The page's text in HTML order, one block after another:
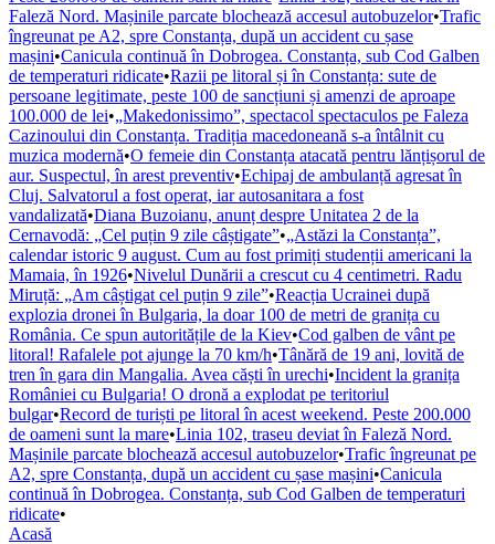
Faleză Nord. Mașinile parcate blochează accesul autobuzelor•Trafic
îngreunat pe A2, spre Constanța, după un accident cu șase
mașini•Canicula continuă în Dobrogea. Constanța, sub Cod Galben
de temperaturi ridicate•Razii pe litoral și în Constanța: sute de
persoane legitimate, peste 100 de sancțiuni și amenzi de aproape
100.000 de lei•„Makedonissimo”, spectacol spectaculos pe Faleza
Cazinoului din Constanța. Tradiția macedoneană s-a întâlnit cu
muzica modernă•O femeie din Constanța atacată pentru lănțișorul de
aur. Suspectul, în arest preventiv•Echipaj de ambulanță agresat în
Cluj. Salvatorul a fost operat, iar autosanitara a fost
vandalizată•Diana Buzoianu, anunț despre Unitatea 2 de la
Cernavodă: „Cel puțin 9 zile câștigate”•„Astăzi la Constanța”,
calendar istoric 9 august. Cum au fost primiți studenții americani la
Mamaia, în 1926•Nivelul Dunării a crescut cu 4 centimetri. Radu
Miruță: „Am câștigat cel puțin 9 zile”•Reacția Ucrainei după
explozia dronei în Bulgaria, la doar 100 de metri de granița cu
România. Ce spun autoritățile de la Kiev•Cod galben de vânt pe
litoral! Rafalele pot ajunge la 70 km/h•Tânără de 19 ani, lovită de
tren în gara din Mangalia. Avea căști în urechi•Incident la granița
României cu Bulgaria! O dronă a explodat pe teritoriul
bulgar•Record de turiști pe litoral în acest weekend. Peste 200.000
de oameni sunt la mare•Linia 102, traseu deviat în Faleză Nord.
Mașinile parcate blochează accesul autobuzelor•Trafic îngreunat pe
A2, spre Constanța, după un accident cu șase mașini•Canicula
continuă în Dobrogea. Constanța, sub Cod Galben de temperaturi
ridicate•
Acasă